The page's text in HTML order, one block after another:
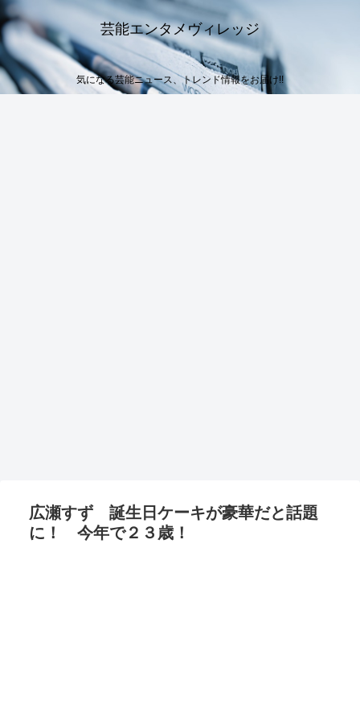
芸能エンタメヴィレッジ
気になる芸能ニュース、トレンド情報をお届け!!
広瀬すず 誕生日ケーキが豪華だと話題
に！ 今年で２３歳！